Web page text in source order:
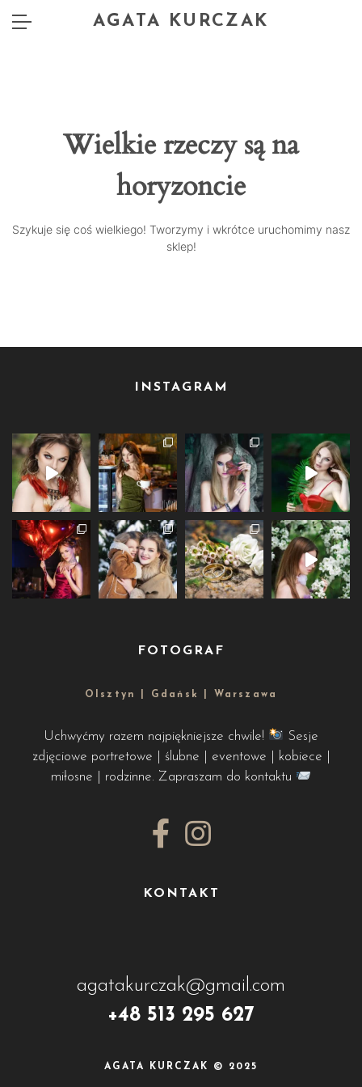
AGATA KURCZAK
Wielkie rzeczy są na
horyzoncie
Szykuje się coś wielkiego! Tworzymy i wkrótce uruchomimy nasz
sklep!
INSTAGRAM
FOTOGRAF
Olsztyn | Gdańsk | Warszawa
Uchwyćmy razem najpiękniejsze chwile!
Sesje
zdjęciowe portretowe | ślubne | eventowe | kobiece |
miłosne | rodzinne. Zapraszam do kontaktu
KONTAKT
agatakurczak@gmail.com
+48 513 295 627
AGATA KURCZAK © 2025